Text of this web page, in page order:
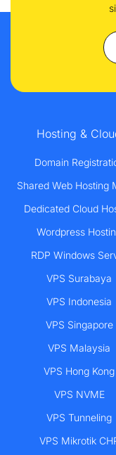
Hosting &
Domain
Shared Web Hosting
Dedicated Cloud
Wordpress
RDP Windows
VPS Surabaya
VPS Indonesia
VPS Singapore
VPS Malaysia
VPS Hong Kong
VPS NVME
VPS Tunneling
VPS Mikrotik